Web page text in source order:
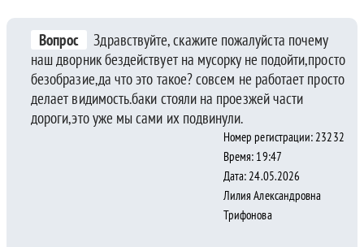
Вопрос
Здравствуйте, скажите пожалуйста почему
наш дворник бездействует на мусорку не подойти,просто
безобразие,да что это такое? совсем не работает просто
делает видимость.баки стояли на проезжей части
дороги,это уже мы сами их подвинули.
Номер регистрации: 23232
Время: 19:47
Дата: 24.05.2026
Лилия Александровна
Трифонова